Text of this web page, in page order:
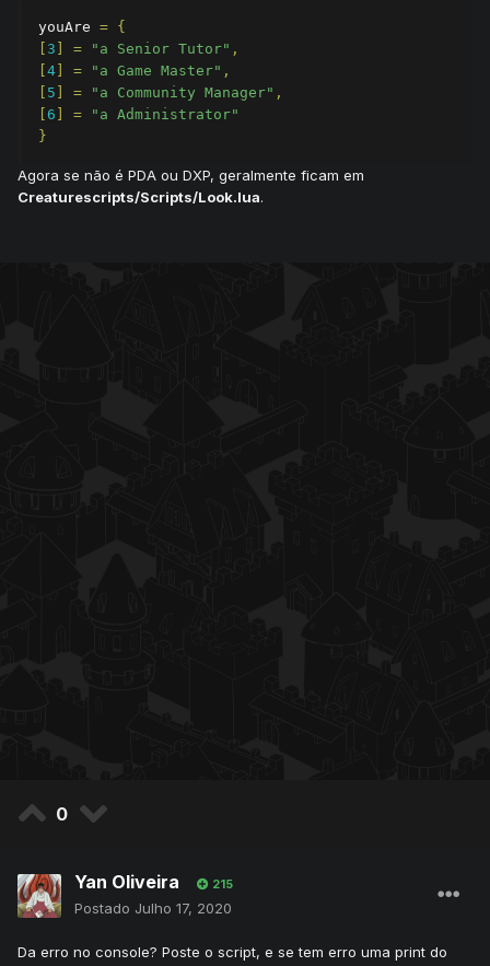
youAre = {
3 = "a Senior Tutor" ,
4 = "a Game Master" ,
5 = "a Community Manager" ,
6 =
"a Administrator"
}
Agora se não é PDA ou DXP, geralmente ficam em
Creaturescripts/Scripts/Look.lua.
0
Yan Oliveira 215
Postado Julho 17, 2020
Da erro no console? Poste o script, e se tem erro uma print do